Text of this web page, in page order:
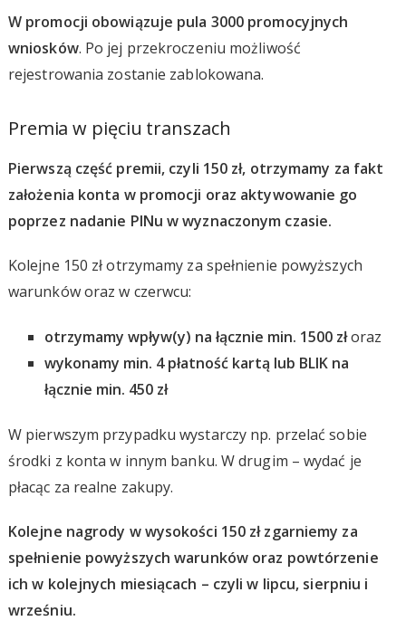
W promocji obowiązuje pula 3000 promocyjnych
wniosków. Po jej przekroczeniu możliwość
rejestrowania zostanie zablokowana.
Premia w pięciu transzach
Pierwszą część premii, czyli 150 zł, otrzymamy za fakt
założenia konta w promocji oraz aktywowanie go
poprzez nadanie PINu w wyznaczonym czasie.
Kolejne 150 zł otrzymamy za spełnienie powyższych
warunków oraz w czerwcu:
otrzymamy wpływ(y) na łącznie min. 1500 złoraz
wykonamy min. 4 płatność kartą lub BLIK na
łącznie min. 450 zł
W pierwszym przypadku wystarczy np. przelać sobie
środki z konta w innym banku. W drugim – wydać je
płacąc za realne zakupy.
Kolejne nagrody w wysokości 150 zł zgarniemy za
spełnienie powyższych warunków oraz powtórzenie
ich w kolejnych miesiącach – czyli w lipcu, sierpniu i
wrześniu.